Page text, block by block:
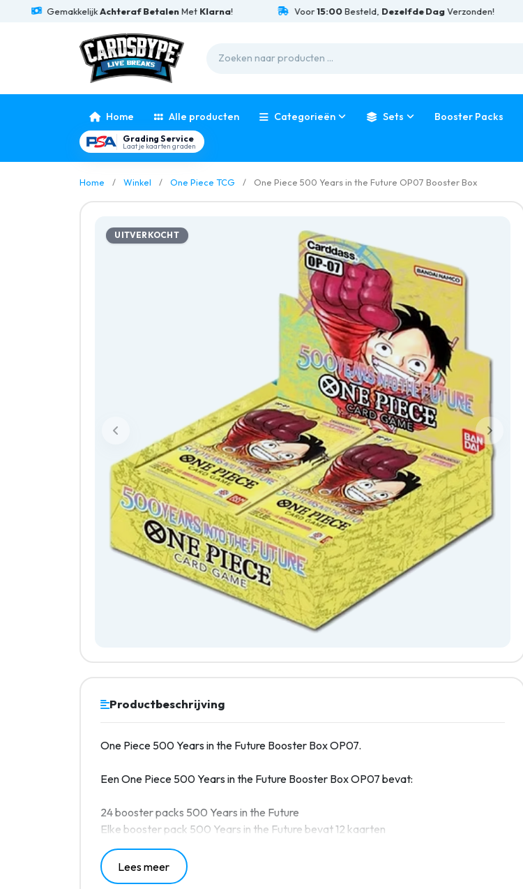
GemakkelijkAchteraf BetalenMetKlarna! Voor15:00Besteld,Dezelfde DagVerzonden!
Home Alle producten Categorieën Sets Booster Packs
Grading Service
Laat je kaarten graden
Home Winkel One Piece TCG One Piece 500 Years in the Future OP07 Booster Box
UITVERKOCHT
Productbeschrijving
One Piece 500 Years in the Future Booster Box OP07.
Een One Piece 500 Years in the Future Booster Box OP07 bevat:
24 booster packs 500 Years in the Future
Elke booster pack 500 Years in the Future bevat 12 kaarten
Lees meer